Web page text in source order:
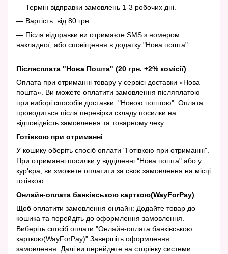
— Термін відправки замовлень 1-3 робочих дні.
— Вартість: від 80 грн
— Після відправки ви отримаєте SMS з номером
накладної, або сповіщення в додатку "Нова пошта"
Післясплата "Нова Пошта" (20 грн. +2% комісії)
Оплата при отриманні товару у сервісі доставки «Нова
пошта». Ви можете оплатити замовлення післяплатою
при виборі способів доставки: "Новою поштою". Оплата
проводиться після перевірки складу посилки на
відповідність замовлення та товарному чеку.
Готівкою при отриманні
У кошику оберіть спосіб оплати "Готівкою при отриманні".
При отриманні посилки у відділенні "Нова пошта" або у
кур'єра, ви зможете оплатити за своє замовлення на місці
готівкою.
Онлайн-оплата банківською карткою(WayForPay)
Щоб оплатити замовлення онлайн: Додайте товар до
кошика та перейдіть до оформлення замовлення.
Виберіть спосіб оплати "Онлайн-оплата банківською
карткою(WayForPay)" Завершіть оформлення
замовлення. Далі ви перейдете на сторінку системи